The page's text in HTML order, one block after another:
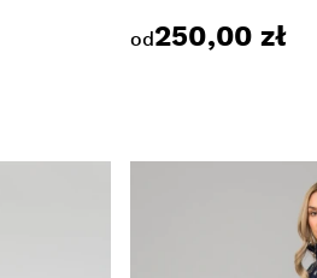
od250,00 zł